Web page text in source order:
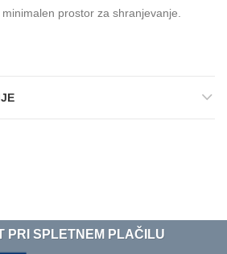
prostor za shranjevanje.
PRI SPLETNEM PLAČILU